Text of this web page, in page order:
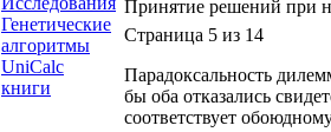
Генетические
алгоритмы
UniCalc
книги
Принятие решений при
Страница 5 из 14
Парадоксальность
бы оба отказались
соответствует